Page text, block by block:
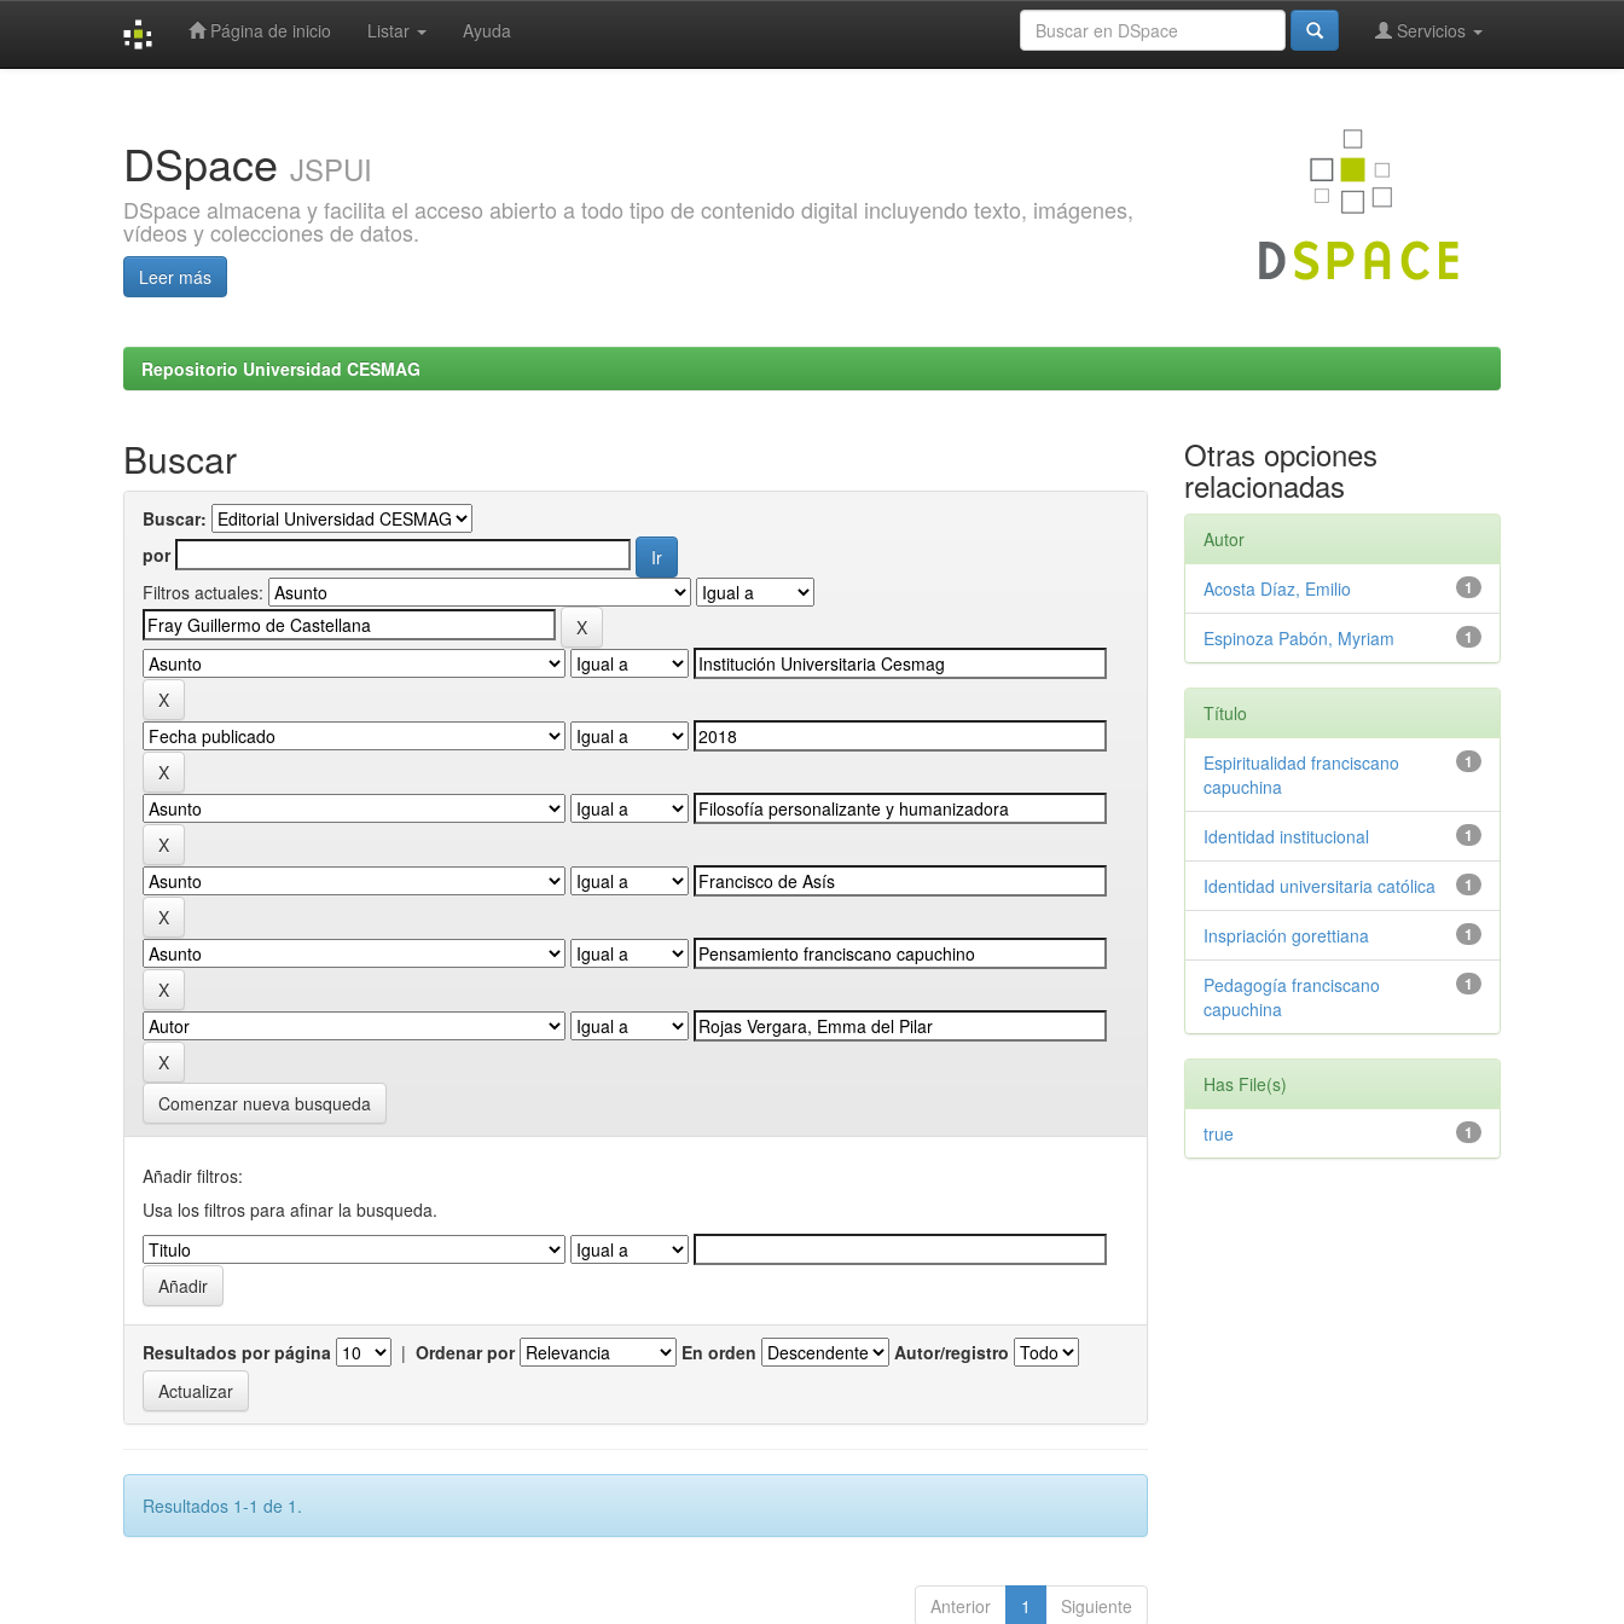
Página de inicio Listar Ayuda Servicios
DSpace JSPUI
DSpace almacena y facilita el acceso abierto a todo tipo de contenido digital incluyendo texto, imágenes,
vídeos y colecciones de datos.
Leer más
Repositorio Universidad CESMAG
Buscar
Buscar:
por
Filtros actuales:
Comenzar nueva busqueda
Añadir filtros:
Usa los filtros para afinar la busqueda.
Resultados por página | Ordenar por En orden Autor/registro
Resultados 1-1 de 1.
Anterior 1 Siguiente
Otras opciones
relacionadas
Autor
1
Acosta Díaz, Emilio
1
Espinoza Pabón, Myriam
Título
1
Espiritualidad franciscano
capuchina
1
Identidad institucional
1
Identidad universitaria católica
1
Inspriación gorettiana
1
Pedagogía franciscano
capuchina
Has File(s)
1
true